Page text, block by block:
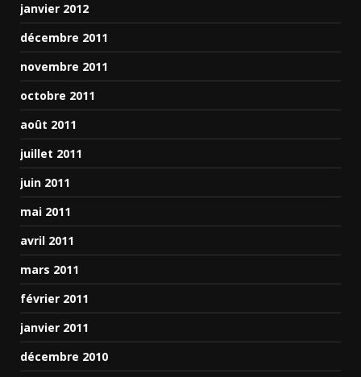
janvier 2012
décembre 2011
novembre 2011
octobre 2011
août 2011
juillet 2011
juin 2011
mai 2011
avril 2011
mars 2011
février 2011
janvier 2011
décembre 2010